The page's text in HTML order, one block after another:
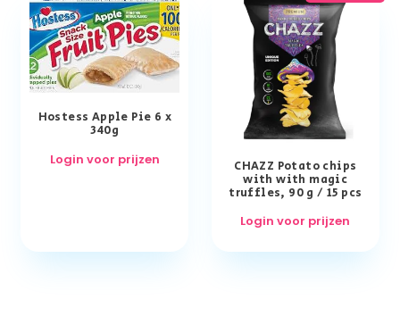
Hostess Apple Pie 6 x
340g
Login voor prijzen
CHAZZ Potato chips
with with magic
truffles, 90 g / 15 pcs
Login voor prijzen